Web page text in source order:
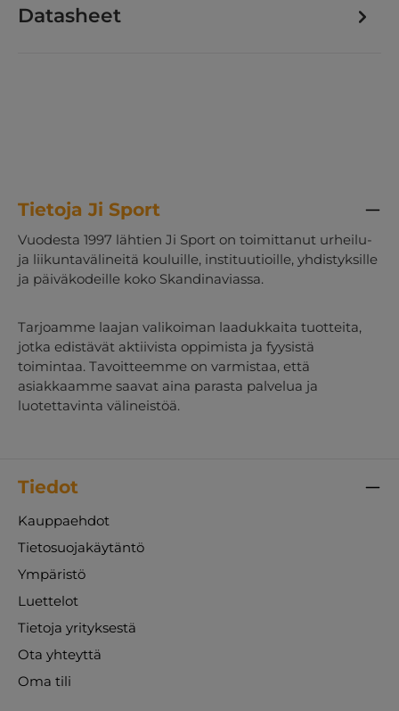
Datasheet
Tietoja Ji Sport
Vuodesta 1997 lähtien Ji Sport on toimittanut urheilu-
ja liikuntavälineitä kouluille, instituutioille, yhdistyksille
ja päiväkodeille koko Skandinaviassa.
Tarjoamme laajan valikoiman laadukkaita tuotteita,
jotka edistävät aktiivista oppimista ja fyysistä
toimintaa. Tavoitteemme on varmistaa, että
asiakkaamme saavat aina parasta palvelua ja
luotettavinta välineistöä.
Tiedot
Kauppaehdot
Tietosuojakäytäntö
Ympäristö
Luettelot
Tietoja yrityksestä
Ota yhteyttä
Oma tili